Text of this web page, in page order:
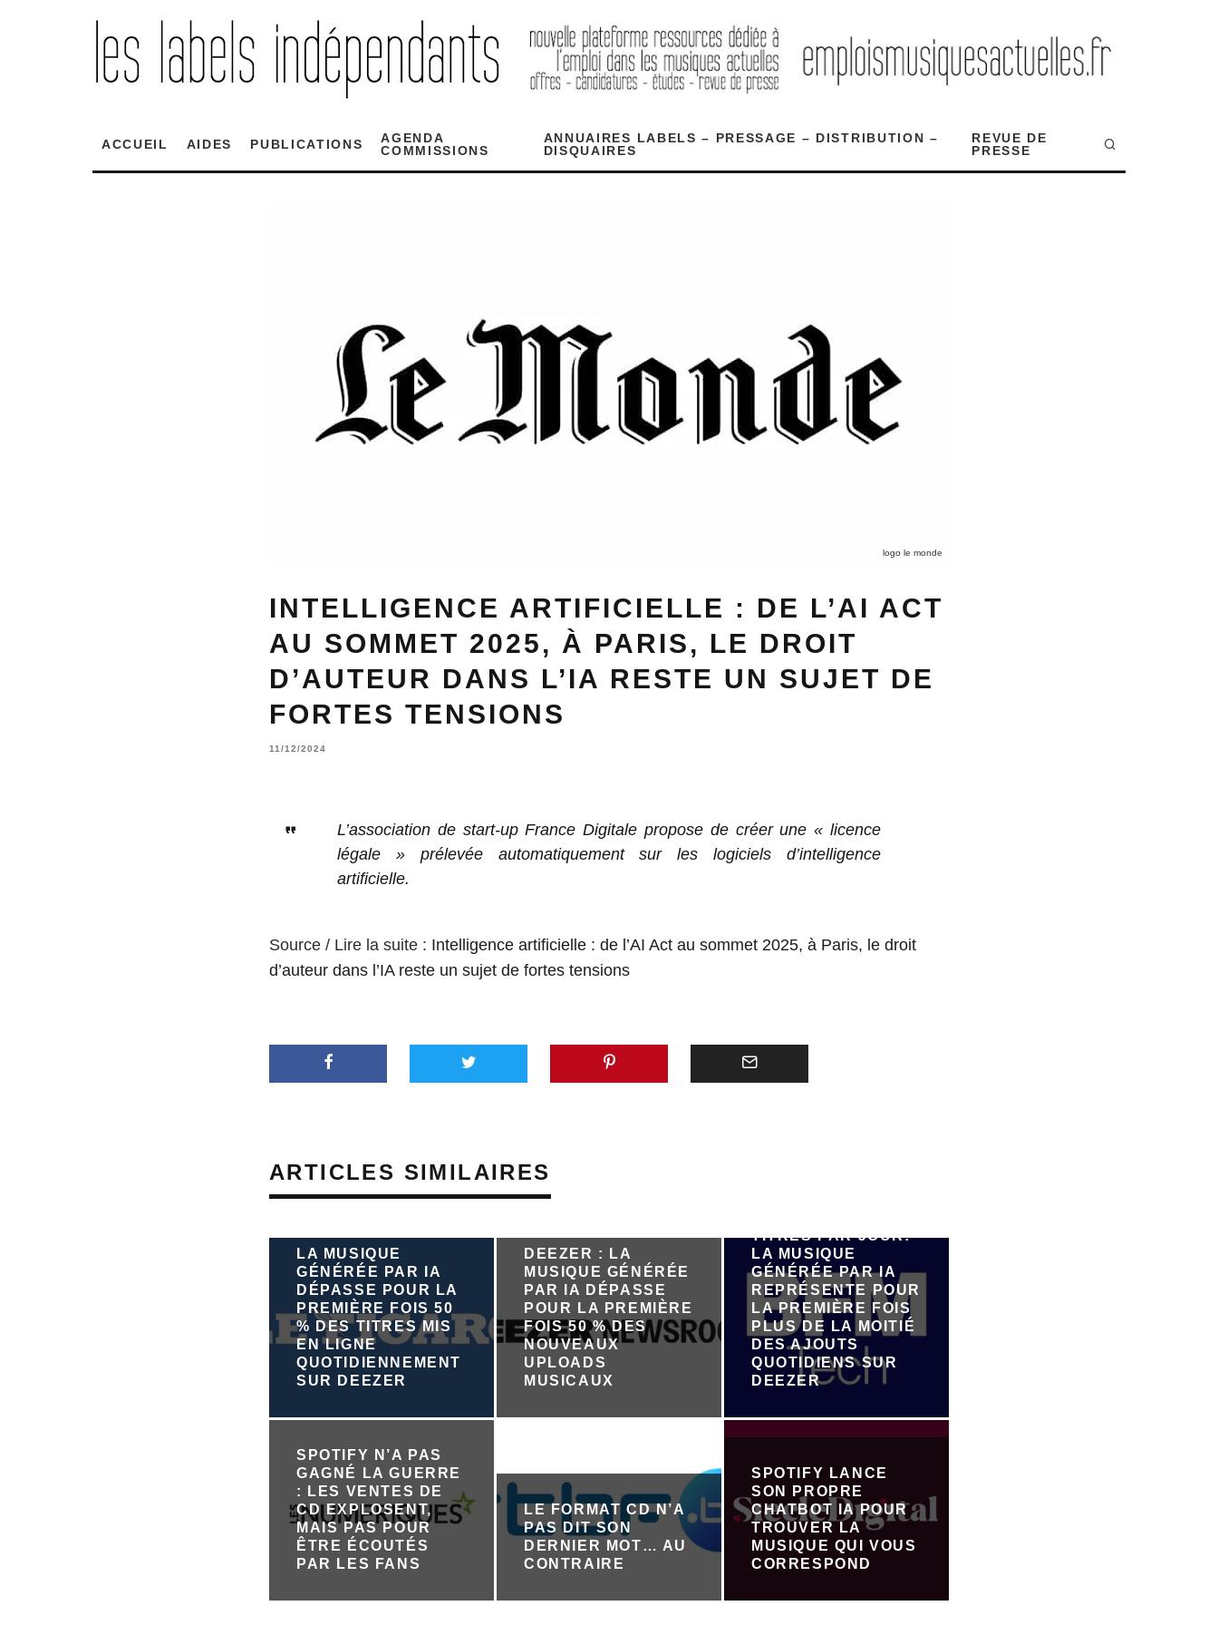
ACCUEIL AIDES PUBLICATIONS
AGENDA
COMMISSIONS
ANNUAIRES LABELS – PRESSAGE – DISTRIBUTION –
DISQUAIRES
REVUE DE
PRESSE
logo le monde
INTELLIGENCE ARTIFICIELLE : DE L’AI ACT
AU SOMMET 2025, À PARIS, LE DROIT
D’AUTEUR DANS L’IA RESTE UN SUJET DE
FORTES TENSIONS
11/12/2024
L’association de start-up France Digitale propose de créer une « licence
légale » prélevée automatiquement sur les logiciels d’intelligence
artificielle.
Source / Lire la suite : Intelligence artificielle : de l’AI Act au sommet 2025, à Paris, le droit
d’auteur dans l’IA reste un sujet de fortes tensions
ARTICLES SIMILAIRES
LA MUSIQUE
GÉNÉRÉE PAR IA
DÉPASSE POUR LA
PREMIÈRE FOIS 50
% DES TITRES MIS
EN LIGNE
QUOTIDIENNEMENT
SUR DEEZER
DEEZER : LA
MUSIQUE GÉNÉRÉE
PAR IA DÉPASSE
POUR LA PREMIÈRE
FOIS 50 % DES
NOUVEAUX
UPLOADS
MUSICAUX
TITRES PAR JOUR:
LA MUSIQUE
GÉNÉRÉE PAR IA
REPRÉSENTE POUR
LA PREMIÈRE FOIS
PLUS DE LA MOITIÉ
DES AJOUTS
QUOTIDIENS SUR
DEEZER
SPOTIFY N’A PAS
GAGNÉ LA GUERRE
: LES VENTES DE
CD EXPLOSENT,
MAIS PAS POUR
ÊTRE ÉCOUTÉS
PAR LES FANS
LE FORMAT CD N’A
PAS DIT SON
DERNIER MOT… AU
CONTRAIRE
SPOTIFY LANCE
SON PROPRE
CHATBOT IA POUR
TROUVER LA
MUSIQUE QUI VOUS
CORRESPOND